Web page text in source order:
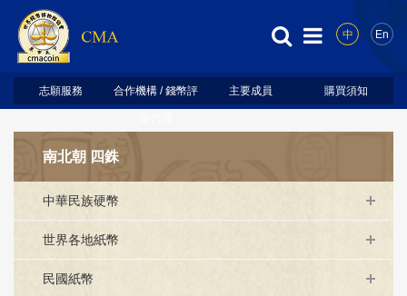
中 En
志願服務 合作機構 / 錢幣評 主要成員 購買須知
南北朝 四銖
中華民族硬幣
世界各地紙幣
民國紙幣